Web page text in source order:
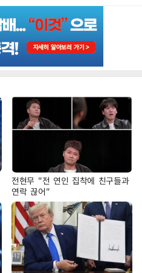
전현무 "전 연인 집착에 친구들과
연락 끊어"